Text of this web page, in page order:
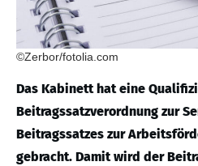
©Zerbor/fotolia.com
Das Kabinett hat eine
Beitragssatzverordnung zur
Beitragssatzes zur
gebracht. Damit wird der